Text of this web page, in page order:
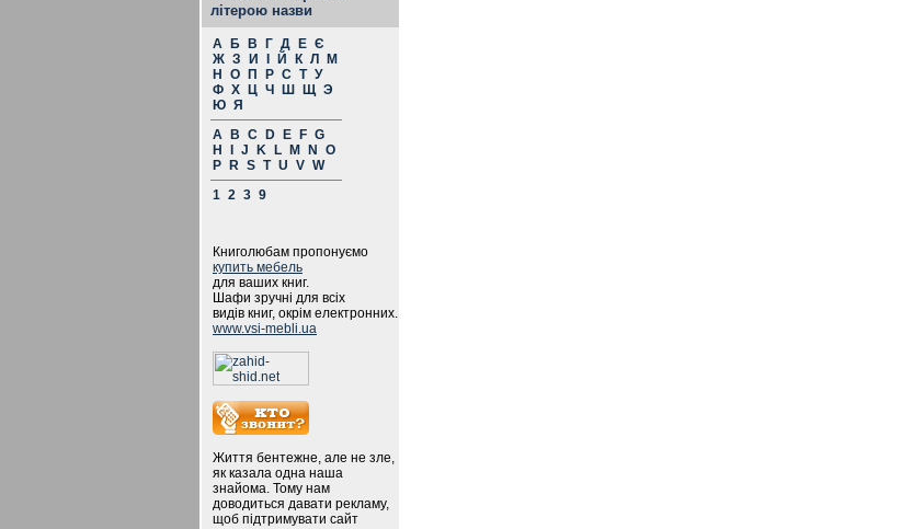
літерою назви
А Б В Г Д Е Є
Ж З И Й К Л
М
Н
О П Р С Т У
Ф Х Ц Ч Ш Щ Э
Ю Я
A
B C D E F G
H
J K L M N
O
P
R S T U V W
1 2 3 9
Книголюбам пропонуємо
купить мебель
для ваших книг.
Шафи зручні для всіх
видів книг, окрім електронних.
www.vsi-mebli.ua
Життя бентежне, але не зле,
як казала одна наша
знайома. Тому нам
доводиться давати рекламу,
щоб підтримувати сайт